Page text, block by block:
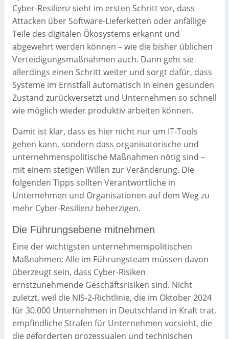
Cyber-Resilienz sieht im ersten Schritt vor, dass
Attacken über Software-Lieferketten oder anfällige
Teile des digitalen Ökosystems erkannt und
abgewehrt werden können – wie die bisher üblichen
Verteidigungsmaßnahmen auch. Dann geht sie
allerdings einen Schritt weiter und sorgt dafür, dass
Systeme im Ernstfall automatisch in einen gesunden
Zustand zurückversetzt und Unternehmen so schnell
wie möglich wieder produktiv arbeiten können.
Damit ist klar, dass es hier nicht nur um IT-Tools
gehen kann, sondern dass organisatorische und
unternehmenspolitische Maßnahmen nötig sind –
mit einem stetigen Willen zur Veränderung. Die
folgenden Tipps sollten Verantwortliche in
Unternehmen und Organisationen auf dem Weg zu
mehr Cyber-Resilienz beherzigen.
Die Führungsebene mitnehmen
Eine der wichtigsten unternehmenspolitischen
Maßnahmen: Alle im Führungsteam müssen davon
überzeugt sein, dass Cyber-Risiken
ernstzunehmende Geschäftsrisiken sind. Nicht
zuletzt, weil die NIS-2-Richtlinie, die im Oktober 2024
für 30.000 Unternehmen in Deutschland in Kraft trat,
empfindliche Strafen für Unternehmen vorsieht, die
die geforderten prozessualen und technischen